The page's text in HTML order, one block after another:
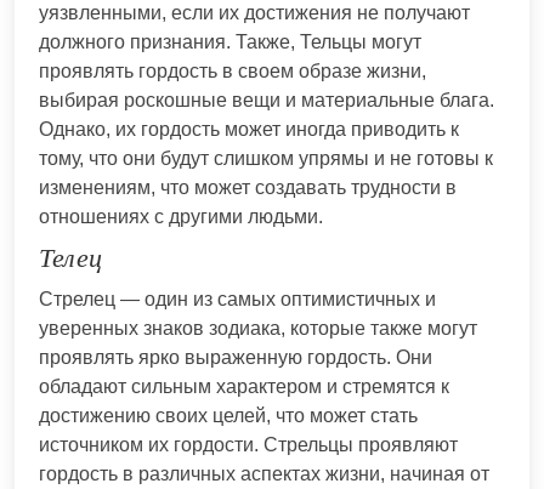
уязвленными, если их достижения не получают
должного признания. Также, Тельцы могут
проявлять гордость в своем образе жизни,
выбирая роскошные вещи и материальные блага.
Однако, их гордость может иногда приводить к
тому, что они будут слишком упрямы и не готовы к
изменениям, что может создавать трудности в
отношениях с другими людьми.
Телец
Стрелец — один из самых оптимистичных и
уверенных знаков зодиака, которые также могут
проявлять ярко выраженную гордость. Они
обладают сильным характером и стремятся к
достижению своих целей, что может стать
источником их гордости. Стрельцы проявляют
гордость в различных аспектах жизни, начиная от